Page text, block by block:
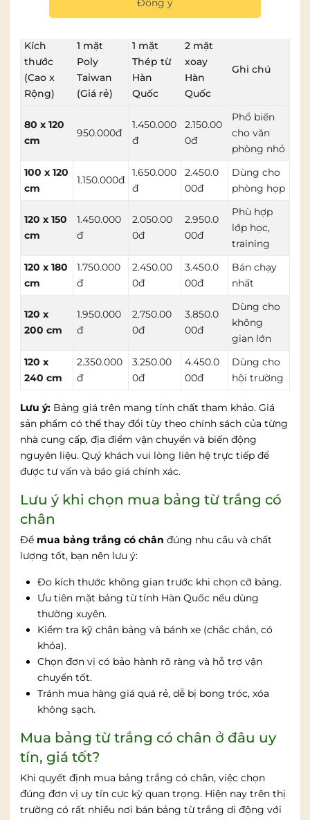
cập nhật 2026
Kích
thước
(Cao x
Rộng)
1 mặt
Poly
Taiwan
(Giá rẻ)
1 mặt
Thép từ
Hàn
Quốc
2 mặt
xoay
Hàn
Quốc
Ghi chú
80 x 120
cm
950.000đ
1.450.000
đ
2.150.00
0đ
Phổ biến
cho văn
phòng nhỏ
100 x 120
cm
1.150.000đ
1.650.000
đ
2.450.0
00đ
Dùng cho
phòng họp
120 x 150
cm
1.450.000
đ
2.050.00
0đ
2.950.0
00đ
Phù hợp
lớp học,
training
120 x 180
cm
1.750.000
đ
2.450.00
0đ
3.450.0
00đ
Bán chạy
nhất
120 x
200 cm
1.950.000
đ
2.750.00
0đ
3.850.0
00đ
Dùng cho
không
gian lớn
120 x
240 cm
2.350.000
đ
3.250.00
0đ
4.450.0
00đ
Dùng cho
hội trường
Lưu ý: Bảng giá trên mang tính chất tham khảo. Giá
sản phẩm có thể thay đổi tùy theo chính sách của từng
nhà cung cấp, địa điểm vận chuyển và biến động
nguyên liệu. Quý khách vui lòng liên hệ trực tiếp để
được tư vấn và báo giá chính xác.
Lưu ý khi chọn mua bảng từ trắng có
chân
Để mua bảng trắng có chân đúng nhu cầu và chất
lượng tốt, bạn nên lưu ý:
Đo kích thước không gian trước khi chọn cỡ bảng.
Ưu tiên mặt bảng từ tính Hàn Quốc nếu dùng
thường xuyên.
Kiểm tra kỹ chân bảng và bánh xe (chắc chắn, có
khóa).
Chọn đơn vị có bảo hành rõ ràng và hỗ trợ vận
chuyển tốt.
Tránh mua hàng giá quá rẻ, dễ bị bong tróc, xóa
không sạch.
Mua bảng từ trắng có chân ở đâu uy
tín, giá tốt?
Khi quyết định mua bảng trắng có chân, việc chọn
đúng đơn vị uy tín cực kỳ quan trọng. Hiện nay trên thị
trường có rất nhiều nơi bán bảng từ trắng di động với
Đồng ý